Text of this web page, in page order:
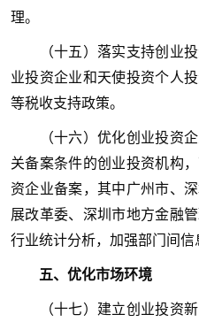
理。
（十五）落实支持创业投
业投资企业和天使投资个人
等税收支持政策。
（十六）优化创业投资企
关备案条件的创业投资机构
资企业备案，其中广州市、
展改革委、深圳市地方金融
行业统计分析，加强部门间信
五、优化市场环境
（十七）建立创业投资新